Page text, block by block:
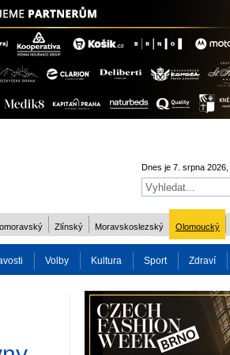
Dnes je 7. srpna 2026,
Zlínský Moravskoslezský Olomoucký
Volby Kultura Sport Zdraví
Charita Osobnost Více